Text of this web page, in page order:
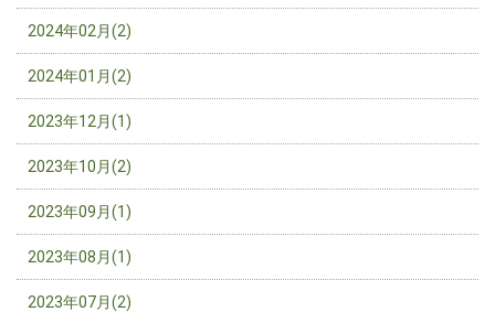
2024年02月(2)
2024年01月(2)
2023年12月(1)
2023年10月(2)
2023年09月(1)
2023年08月(1)
2023年07月(2)